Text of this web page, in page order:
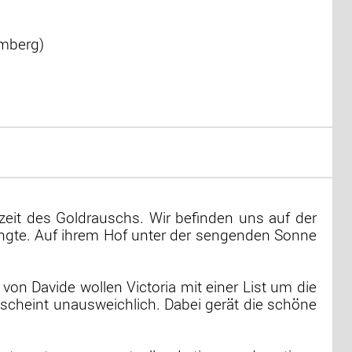
des Goldrauschs. Wir befinden uns auf der
Auf ihrem Hof unter der sengenden Sonne
Davide wollen Victoria mit einer List um die
unausweichlich. Dabei gerät die schöne